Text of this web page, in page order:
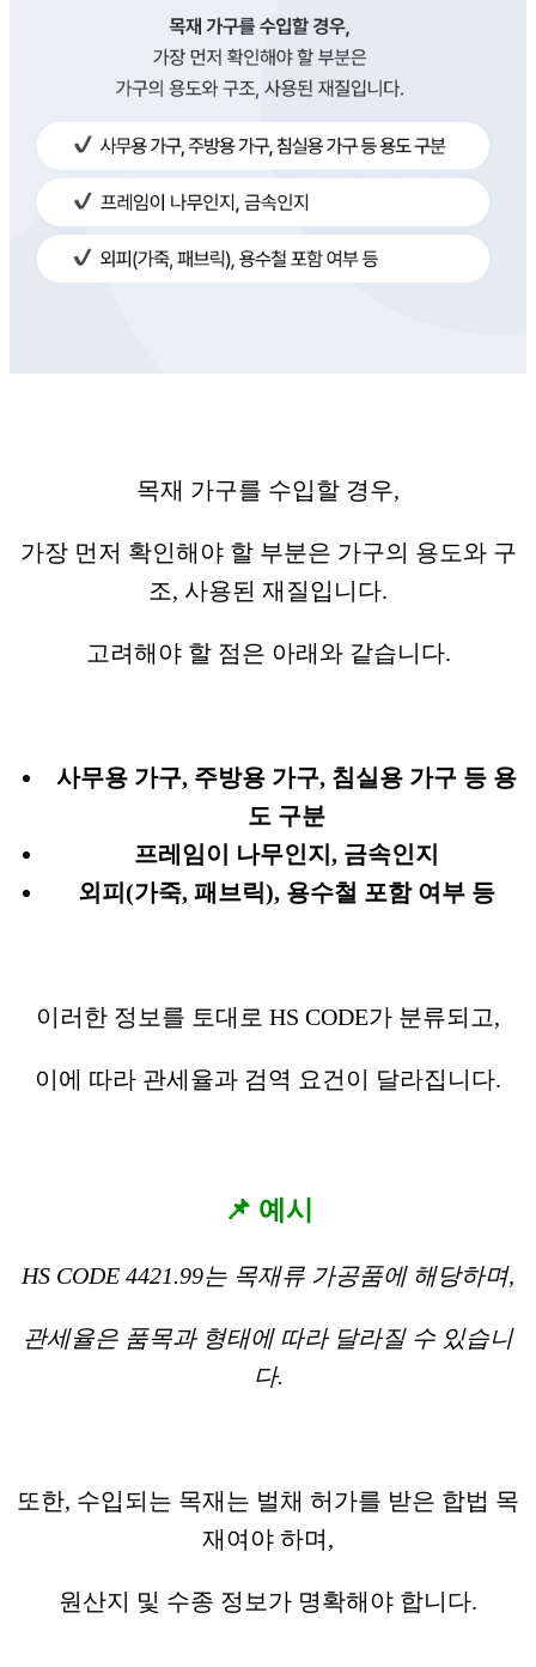
목재 가구를 수입할 경우,
가장 먼저 확인해야 할 부분은 가구의 용도와 구
조, 사용된 재질입니다.
고려해야 할 점은 아래와 같습니다.
사무용 가구, 주방용 가구, 침실용 가구 등 용
도 구분
프레임이 나무인지, 금속인지
외피(가죽, 패브릭), 용수철 포함 여부 등
이러한 정보를 토대로 HS CODE가 분류되고,
이에 따라 관세율과 검역 요건이 달라집니다.
📌 예시
HS CODE 4421.99는 목재류 가공품에 해당하며,
관세율은 품목과 형태에 따라 달라질 수 있습니
다.
또한, 수입되는 목재는 벌채 허가를 받은 합법 목
재여야 하며,
원산지 및 수종 정보가 명확해야 합니다.